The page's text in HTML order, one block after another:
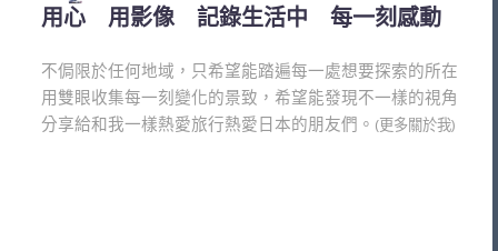
用心 用影像 記錄生活中 每一刻感動
不侷限於任何地域，只希望能踏遍每一處想要探索的所在
用雙眼收集每一刻變化的景致，希望能發現不一樣的視角
分享給和我一樣熱愛旅行熱愛日本的朋友們。 (更多關於我)